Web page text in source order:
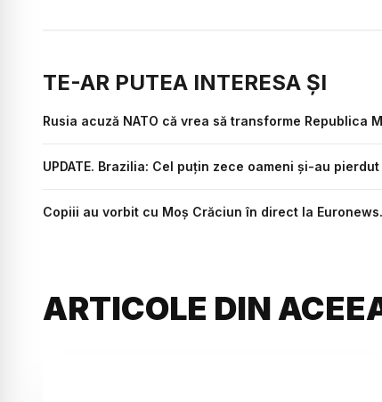
TE-AR PUTEA INTERESA ȘI
Rusia acuză NATO că vrea să transforme
UPDATE. Brazilia: Cel puțin zece oameni și-au
Copiii au vorbit cu Moș Crăciun în direct la
ARTICOLE DIN